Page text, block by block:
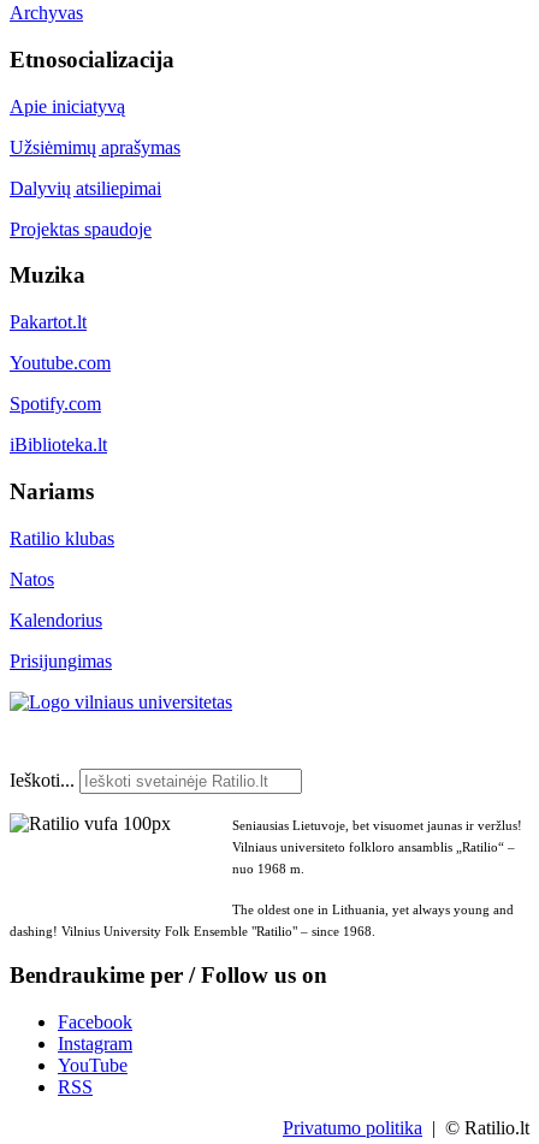
Archyvas
Etnosocializacija
Apie iniciatyvą
Užsiėmimų aprašymas
Dalyvių atsiliepimai
Projektas spaudoje
Muzika
Pakartot.lt
Youtube.com
Spotify.com
iBiblioteka.lt
Nariams
Ratilio klubas
Natos
Kalendorius
Prisijungimas
Ieškoti...
Seniausias Lietuvoje, bet visuomet jaunas ir veržlus!
Vilniaus universiteto folkloro ansamblis „Ratilio“ –
nuo 1968 m.
The oldest one in Lithuania, yet always young and
dashing! Vilnius University Folk Ensemble "Ratilio" – since 1968.
Bendraukime per / Follow us on
Facebook
Instagram
YouTube
RSS
Privatumo politika | © Ratilio.lt